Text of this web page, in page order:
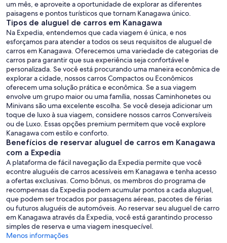
um mês, e aproveite a oportunidade de explorar as diferentes
paisagens e pontos turísticos que tornam Kanagawa único.
Tipos de aluguel de carros em Kanagawa
Na Expedia, entendemos que cada viagem é única, e nos
esforçamos para atender a todos os seus requisitos de aluguel de
carros em Kanagawa. Oferecemos uma variedade de categorias de
carros para garantir que sua experiência seja confortável e
personalizada. Se você está procurando uma maneira econômica de
explorar a cidade, nossos carros Compactos ou Econômicos
oferecem uma solução prática e econômica. Se a sua viagem
envolve um grupo maior ou uma família, nossas Caminhonetes ou
Minivans são uma excelente escolha. Se você deseja adicionar um
toque de luxo à sua viagem, considere nossos carros Conversíveis
ou de Luxo. Essas opções premium permitem que você explore
Kanagawa com estilo e conforto.
Benefícios de reservar aluguel de carros em Kanagawa
com a Expedia
A plataforma de fácil navegação da Expedia permite que você
econtre aluguéis de carros acessíveis em Kanagawa e tenha acesso
a ofertas exclusivas. Como bônus, os membros do programa de
recompensas da Expedia podem acumular pontos a cada aluguel,
que podem ser trocados por passagens aéreas, pacotes de férias
ou futuros aluguéis de automóveis. Ao reservar seu aluguel de carro
em Kanagawa através da Expedia, você está garantindo processo
simples de reserva e uma viagem inesquecível.
Menos informações